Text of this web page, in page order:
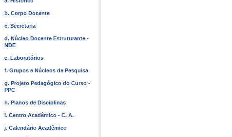
b. Corpo Docente
c. Secretaria
d. Núcleo Docente Estruturante -
NDE
e. Laboratórios
f. Grupos e Núcleos de Pesquisa
g. Projeto Pedagógico do Curso -
PPC
h. Planos de Disciplinas
i. Centro Acadêmico - C. A.
j. Calendário Acadêmico